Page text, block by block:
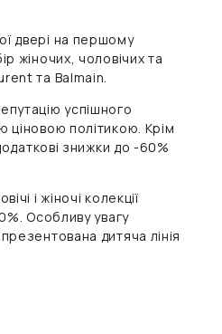
двері на першому
жіночих, чоловічих та
та Balmain.
успішного
ціновою політикою. Крім
знижки до -60%
і жіночі колекції
Особливу увагу
дитяча лінія